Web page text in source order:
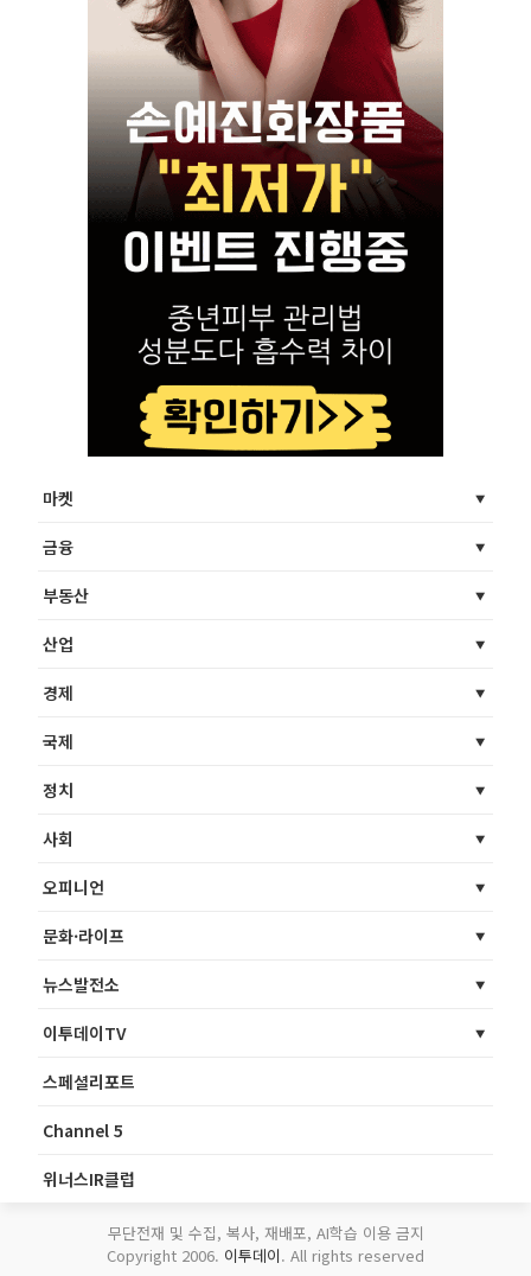
마켓
금융
부동산
산업
경제
국제
정치
사회
오피니언
문화·라이프
뉴스발전소
이투데이TV
스페셜리포트
Channel 5
위너스IR클럽
무단전재 및 수집, 복사, 재배포, AI학습 이용 금지
Copyright 2006. 이투데이. All rights reserved